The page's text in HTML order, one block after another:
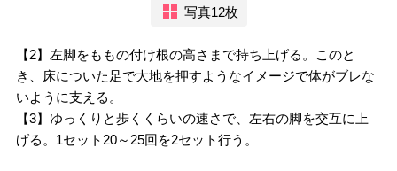
写真12枚
【2】左脚をももの付け根の高さまで持ち上げる。このと
き、床についた足で大地を押すようなイメージで体がブレな
いように支える。
【3】ゆっくりと歩くくらいの速さで、左右の脚を交互に上
げる。1セット20～25回を2セット行う。